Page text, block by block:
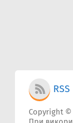
RSS
Copyright ©